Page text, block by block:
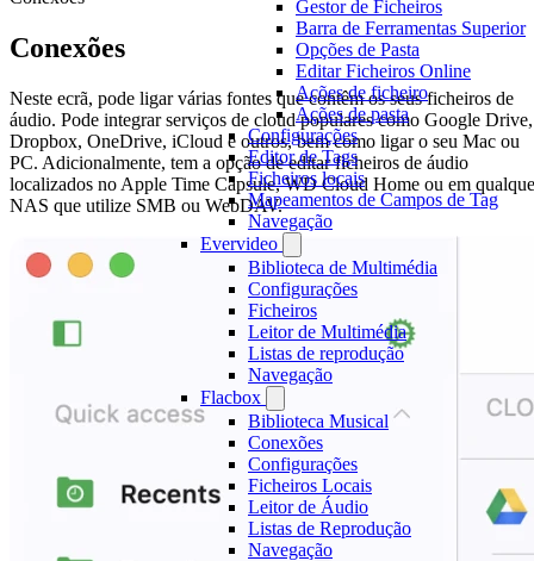
Gestor de Ficheiros
Barra de Ferramentas Superior
Opções de Pasta
Editar Ficheiros Online
Ações de ficheiro
Ações de pasta
Configurações
Editor de Tags
Ficheiros locais
Mapeamentos de Campos de Tag
Navegação
Evervideo
Biblioteca de Multimédia
Configurações
Ficheiros
Leitor de Multimédia
Listas de reprodução
Navegação
Flacbox
Biblioteca Musical
Conexões
Configurações
Ficheiros Locais
Leitor de Áudio
Listas de Reprodução
Navegação
Conexões
Neste ecrã, pode ligar várias fontes que contêm os seus ficheiros de
áudio. Pode integrar serviços de cloud populares como Google Drive,
Dropbox, OneDrive, iCloud e outros, bem como ligar o seu Mac ou
PC. Adicionalmente, tem a opção de editar ficheiros de áudio
localizados no Apple Time Capsule, WD Cloud Home ou em
NAS que utilize SMB ou WebDAV.